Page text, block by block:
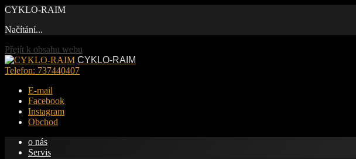
CYKLO-RAIM
Načítání...
Přejít k obsahu webu
CYKLO-RAIM
Telefon: 737440407
E-mail
Facebook
Instagram
Obchod
o nás
Servis